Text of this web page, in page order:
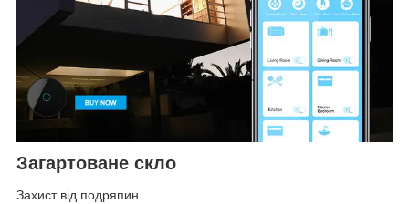
Загартоване скло
Захист від подряпин.